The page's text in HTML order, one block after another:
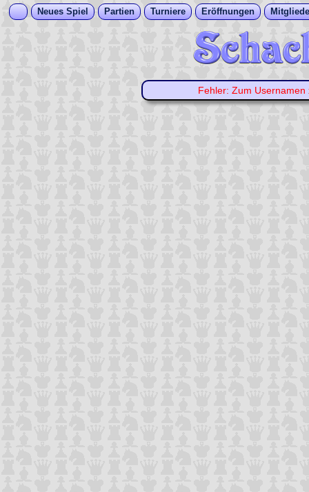
Neues Spiel Partien Turniere Eröffnungen
Fehler: Zum Usernamen